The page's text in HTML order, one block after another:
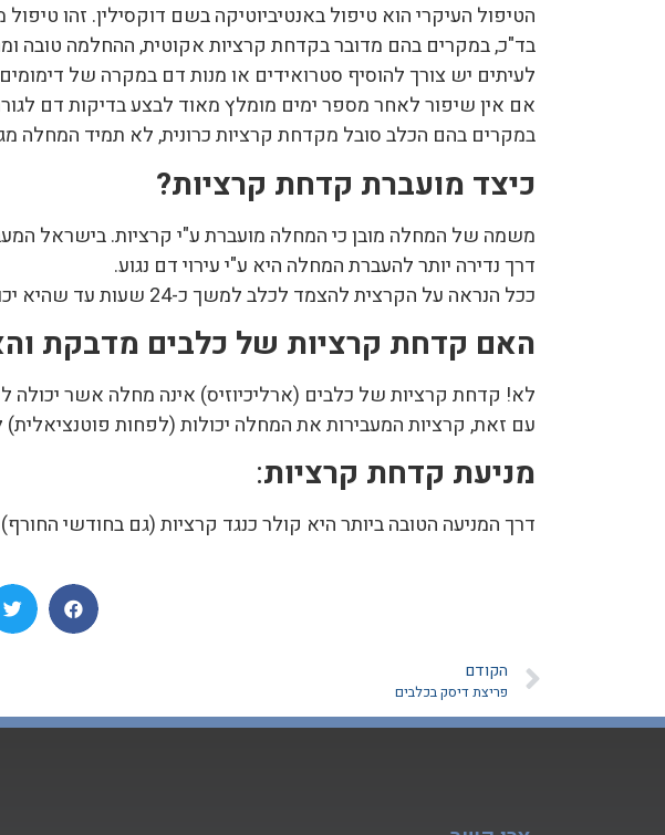
הטיפול העיקרי הוא טיפול באנטיביוטיקה בשם דוקסילין. זהו
בד"כ, במקרים בהם מדובר בקדחת קרציות אקוטית, ההחלמה טובה
לעיתים יש צורך להוסיף סטרואידים או מנות דם במקרה של
אם אין שיפור לאחר מספר ימים מומלץ מאוד לבצע בדיקות דם
במקרים בהם הכלב סובל מקדחת קרציות כרונית, לא תמיד המחלה
כיצד מועברת קדחת קרציות?
דרך נדירה יותר להעברת המחלה היא ע"י עירוי דם נגוע.
ככל הנראה על הקרצית להצמד לכלב למשך כ-24 שעות עד שהיא יכולה להעביר את המחלה כך שאם הקרציה הוסרה מוקדם יותר יתכן ונמנעה העברת המחלה.
האם קדחת קרציות של כלבים מדבקת
לא! קדחת קרציות של כלבים (ארליכיוזיס) אינה מחלה אשר יכולה
עם זאת, קרציות המעבירות את המחלה יכולות (לפחות
מניעת קדחת קרציות:
דרך המניעה הטובה ביותר היא קולר כנגד קרציות (גם בחודשי
הקודם
פריצת דיסק בכלבים